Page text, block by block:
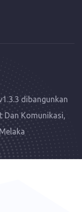
dibangunkan
Dan Komunikasi,